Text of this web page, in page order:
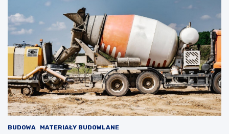
BUDOWA MATERIAŁY BUDOWLANE